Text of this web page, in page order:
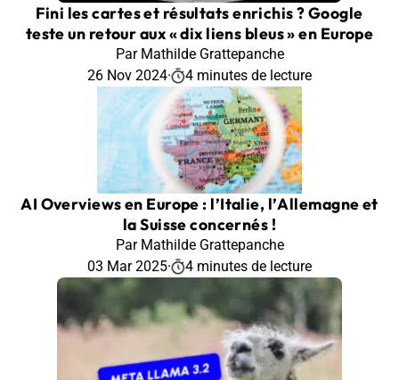
Fini les cartes et résultats enrichis ? Google
teste un retour aux « dix liens bleus » en Europe
Par Mathilde Grattepanche
26 Nov 2024· 4 minutes de lecture
AI Overviews en Europe : l’Italie, l’Allemagne et
la Suisse concernés !
Par Mathilde Grattepanche
03 Mar 2025· 4 minutes de lecture